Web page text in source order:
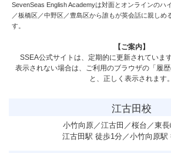
SevenSeas English Academyは対面とオンラインのハ
／板橋区／中野区／豊島区から誰もが英会話に親しめ
す。
【ご案内】
SSEA公式サイトは、定期的に更新されていま
表示されない場合は、ご利用のブラウザの「履
と、正しく表示されます。
江古田校
小竹向原／江古田／桜台／東
江古田駅 徒歩1分／小竹向原駅